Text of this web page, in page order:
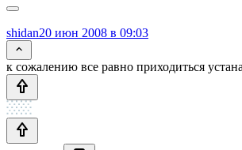
shidan20 июн 2008 в 09:03
к сожалению все равно приходиться